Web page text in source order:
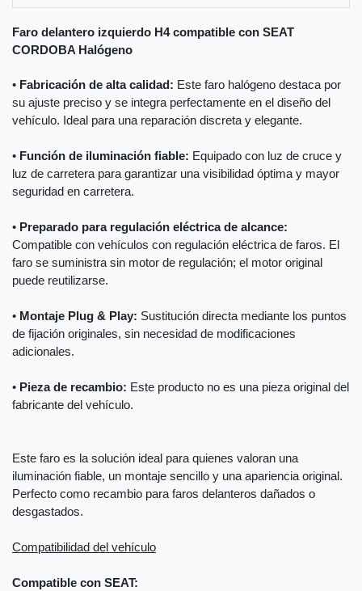
Faro delantero izquierdo H4 compatible con SEAT
CORDOBA Halógeno
• Fabricación de alta calidad: Este faro halógeno destaca por
su ajuste preciso y se integra perfectamente en el diseño del
vehículo. Ideal para una reparación discreta y elegante.
• Función de iluminación fiable: Equipado con luz de cruce y
luz de carretera para garantizar una visibilidad óptima y mayor
seguridad en carretera.
• Preparado para regulación eléctrica de alcance:
Compatible con vehículos con regulación eléctrica de faros. El
faro se suministra sin motor de regulación; el motor original
puede reutilizarse.
• Montaje Plug & Play: Sustitución directa mediante los puntos
de fijación originales, sin necesidad de modificaciones
adicionales.
• Pieza de recambio: Este producto no es una pieza original del
fabricante del vehículo.
Este faro es la solución ideal para quienes valoran una
iluminación fiable, un montaje sencillo y una apariencia original.
Perfecto como recambio para faros delanteros dañados o
desgastados.
Compatibilidad del vehículo
Compatible con SEAT: